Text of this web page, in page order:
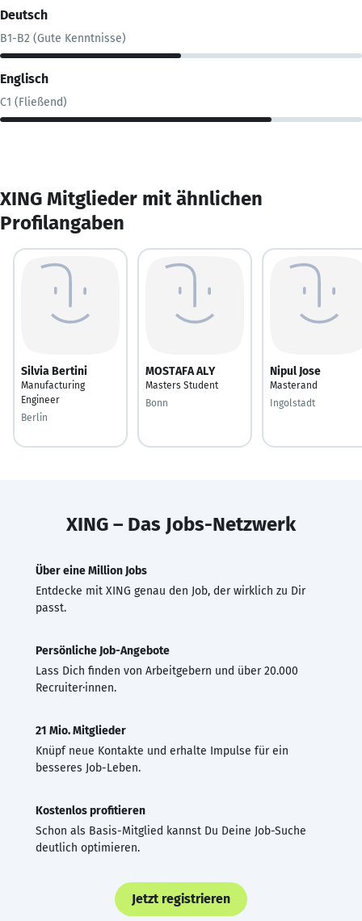
Deutsch
B1-B2 (Gute Kenntnisse)
Englisch
C1 (Fließend)
XING Mitglieder mit ähnlichen
Profilangaben
Silvia Bertini
Manufacturing
Engineer
Berlin
MOSTAFA ALY
Masters Student
Bonn
Nipul Jose
Masterand
Ingolstadt
XING – Das Jobs-Netzwerk
Über eine Million Jobs
Entdecke mit XING genau den Job, der wirklich zu Dir
passt.
Persönliche Job-Angebote
Lass Dich finden von Arbeitgebern und über 20.000
Recruiter·innen.
21 Mio. Mitglieder
Knüpf neue Kontakte und erhalte Impulse für ein
besseres Job-Leben.
Kostenlos profitieren
Schon als Basis-Mitglied kannst Du Deine Job-Suche
deutlich optimieren.
Jetzt registrieren